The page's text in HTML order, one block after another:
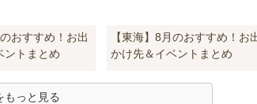
おすすめ！お出
ントまとめ
【東海】8月のおすすめ！お
かけ先＆イベントまとめ
もっと見る